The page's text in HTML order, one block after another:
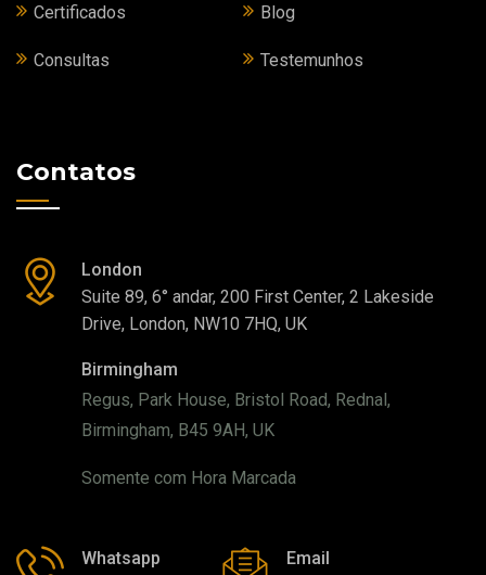
Certificados Blog
Consultas Testemunhos
Contatos
London
Suite 89, 6° andar, 200 First Center, 2 Lakeside
Drive, London, NW10 7HQ, UK
Birmingham
Regus, Park House, Bristol Road, Rednal,
Birmingham, B45 9AH, UK
Somente com Hora Marcada
Whatsapp
Email